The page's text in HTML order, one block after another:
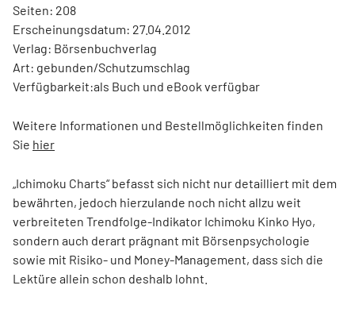
Seiten: 208
Erscheinungsdatum: 27.04.2012
Verlag: Börsenbuchverlag
Art: gebunden/Schutzumschlag
Verfügbarkeit:als Buch und eBook verfügbar
Weitere Informationen und Bestellmöglichkeiten finden
Sie hier
„Ichimoku Charts“ befasst sich nicht nur detailliert mit dem
bewährten, jedoch hierzulande noch nicht allzu weit
verbreiteten Trendfolge-Indikator Ichimoku Kinko Hyo,
sondern auch derart prägnant mit Börsenpsychologie
sowie mit Risiko- und Money-Management, dass sich die
Lektüre allein schon deshalb lohnt.